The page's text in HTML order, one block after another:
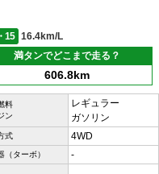
15
16.4km/L
満タンでどこまで走る？
606.8km
料
ン
レギュラー
ガソリン
式 4WD
（ターボ） -